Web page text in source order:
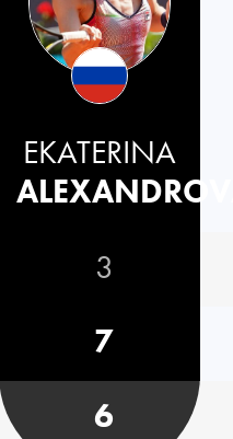
EKATERINA
ALEXANDROVA
3
7
6